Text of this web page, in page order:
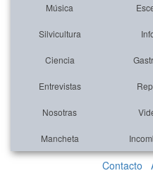
Música
Silvicultura
Ciencia
Entrevistas
Nosotras
Mancheta
Contacto